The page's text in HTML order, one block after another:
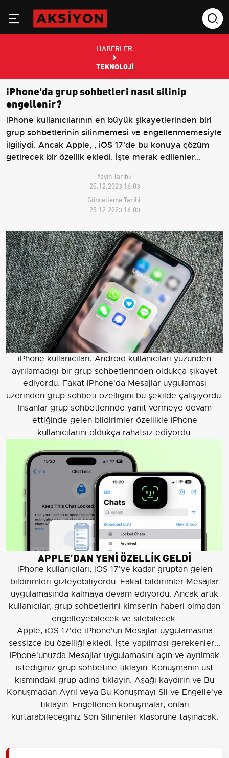
HABERLER
TEKNOLOJI
iPhone'da grup sohbetleri nasıl silinip
engellenir?
iPhone kullanıcılarının en büyük şikayetlerinden biri
grup sohbetlerinin silinmemesi ve engellenmemesiyle
ilgiliydi. Ancak Apple, , iOS 17'de bu konuya çözüm
getirecek bir özellik ekledi. İşte merak edilenler...
Yayın Tarihi:
25.12.2023 16:03
Güncelleme Tarihi:
25.12.2023 16:03
iPhone kullanıcıları, Android kullanıcıları yüzünden
ayrılamadığı bir grup sohbetlerinden oldukça şikayet
ediyordu. Fakat iPhone'da Mesajlar uygulaması
üzerinden grup sohbeti özelliğini bu şekilde çalışıyordu.
İnsanlar grup sohbetlerinde yanıt vermeye devam
ettiğinde gelen bildirimler özellikle iPhone
kullanıcılarını oldukça rahatsız ediyordu.
APPLE’DAN YENİ ÖZELLİK GELDİ
iPhone kullanıcıları, iOS 17'ye kadar gruptan gelen
bildirimleri gizleyebiliyordu. Fakat bildirimler Mesajlar
uygulamasında kalmaya devam ediyordu. Ancak artık
kullanıcılar, grup sohbetlerini kimsenin haberi olmadan
engelleyebilecek ve silebilecek.
Apple, iOS 17'de iPhone'un Mesajlar uygulamasına
sessizce bu özelliği ekledi. İşte yapılması gerekenler...
iPhone'unuzda Mesajlar uygulamasını açın ve ayrılmak
istediğiniz grup sohbetine tıklayın. Konuşmanın üst
kısmındaki grup adına tıklayın. Aşağı kaydırın ve Bu
Konuşmadan Ayrıl veya Bu Konuşmayı Sil ve Engelle'ye
tıklayın. Engellenen konuşmalar, onları
kurtarabileceğiniz Son Silinenler klasörüne taşınacak.